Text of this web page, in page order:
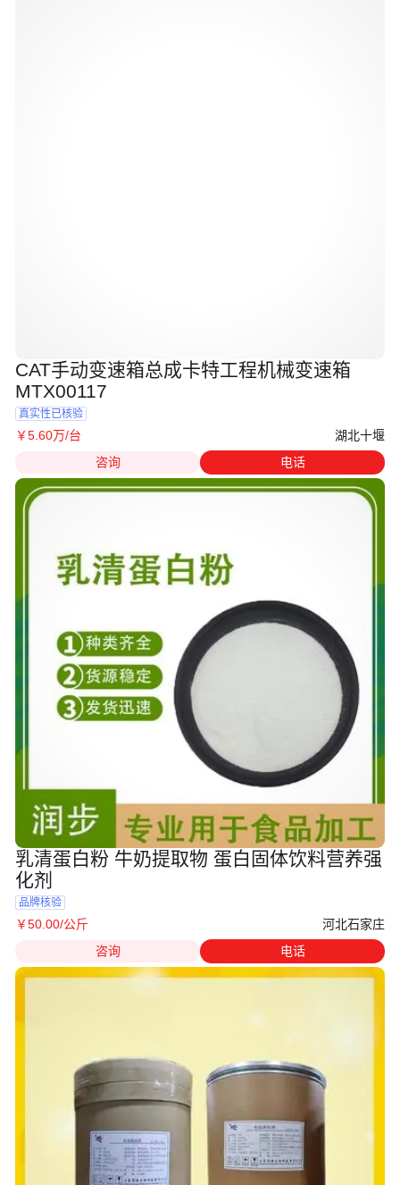
CAT手动变速箱总成卡特工程机械变速箱
MTX00117
真实性已核验
￥5 .60万/台
湖北十堰
咨询
电话
乳清蛋白粉 牛奶提取物 蛋白固体饮料营养强
化剂
品牌核验
￥50.00/公斤
河北石家庄
咨询
电话